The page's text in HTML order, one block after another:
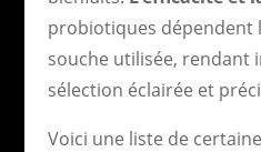
probiotiques dépendent
souche utilisée, rendant
sélection éclairée et
Voici une liste de